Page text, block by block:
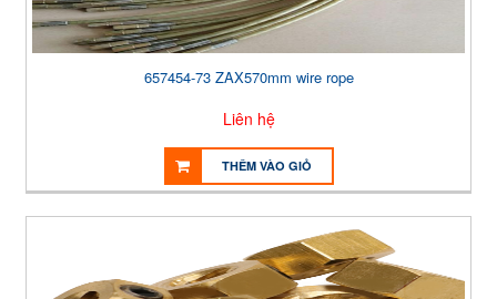
657454-73 ZAX570mm wire rope
Liên hệ
THÊM VÀO GIỎ